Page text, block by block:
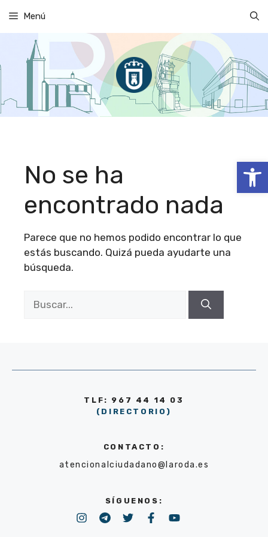
Abrir
contenido
Menú
No se ha
encontrado nada
Parece que no hemos podido encontrar lo que
estás buscando. Quizá pueda ayudarte una
búsqueda.
TLF: 967 44 14 03
(DIRECTORIO)
CONTACTO:
atencionalciudadano@laroda.es
SÍGUENOS: